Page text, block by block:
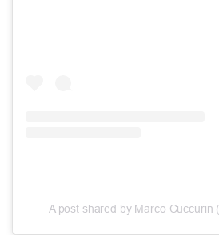
A post shared by Marco Cuccurin